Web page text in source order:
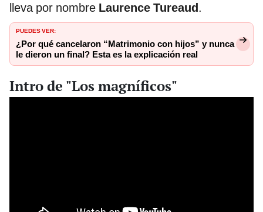
lleva por nombre Laurence Tureaud.
PUEDES VER:
¿Por qué cancelaron “Matrimonio con hijos” y nunca
le dieron un final? Esta es la explicación real
Intro de "Los magníficos"